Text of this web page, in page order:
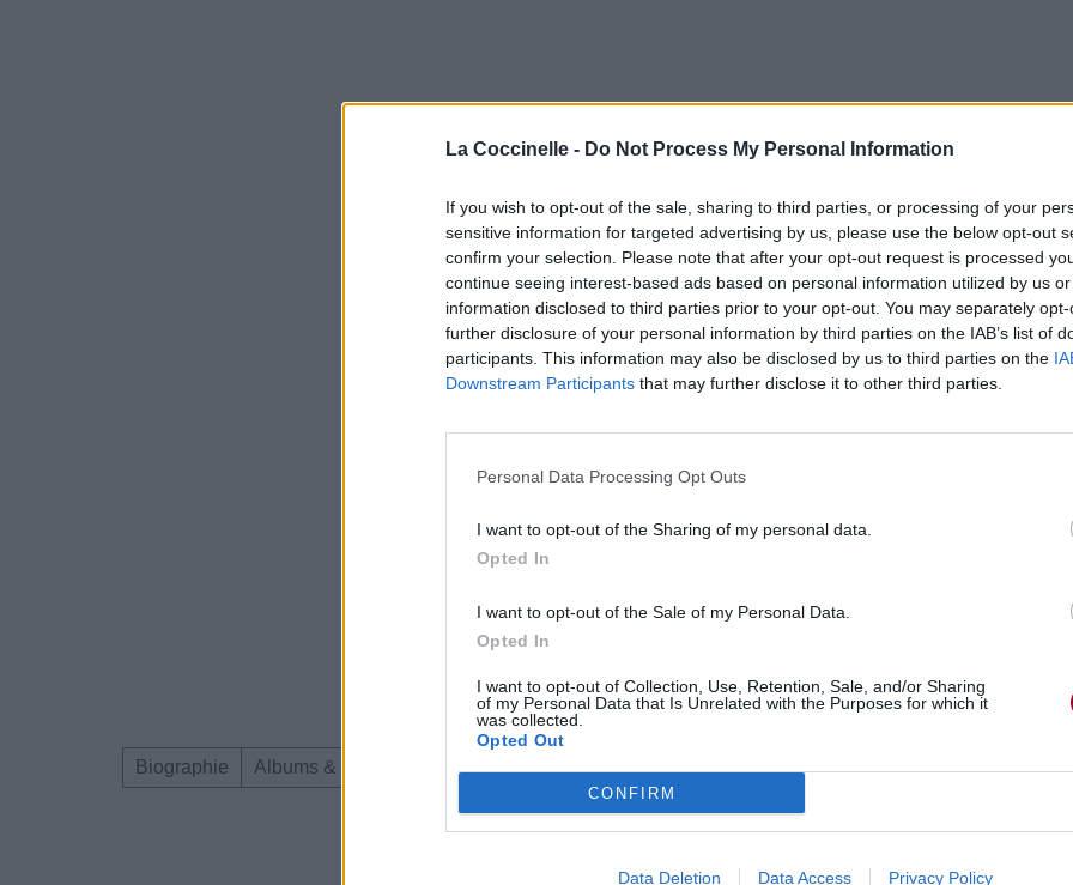
La Coccinelle - Do Not Process My Personal Information
If you wish to opt-out of the sale, sharing to third parties, or processing of your
sensitive information for targeted advertising by us, please use the below opt-out
confirm your selection. Please note that after your opt-out request is processed
continue seeing interest-based ads based on personal information utilized by us
information disclosed to third parties prior to your opt-out. You may separately
further disclosure of your personal information by third parties on the IAB’s list of
participants. This information may also be disclosed by us to third parties on the
Downstream Participants that may further disclose it to other third parties.
Personal Data Processing Opt Outs
I want to opt-out of the Sharing of my personal data.
Opted In
I want to opt-out of the Sale of my Personal Data.
Opted In
I want to opt-out of Collection, Use, Retention, Sale, and/or Sharing
of my Personal Data that Is Unrelated with the Purposes for which it
was collected.
Opted Out
CONFIRM
Data Deletion Data Access Privacy Policy
Biographie Albums & Chansons Téléchargements Photos Corrections & commentaires